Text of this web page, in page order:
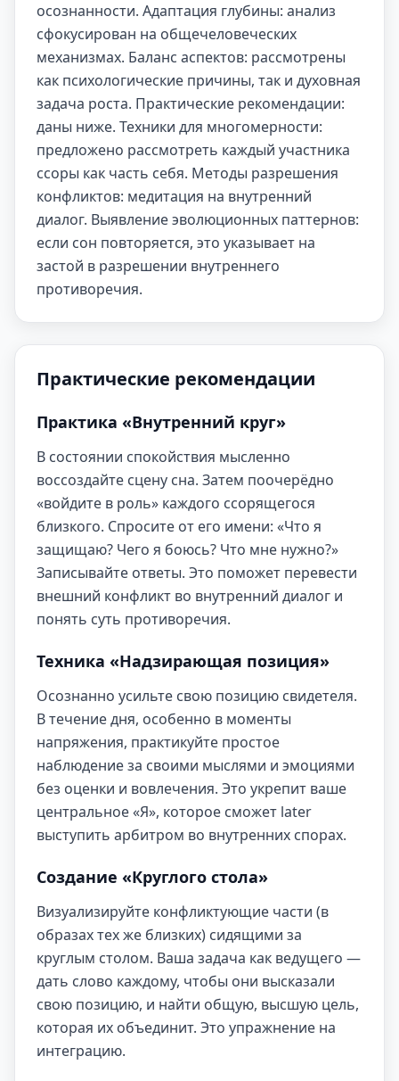
осознанности. Адаптация глубины: анализ
сфокусирован на общечеловеческих
механизмах. Баланс аспектов: рассмотрены
как психологические причины, так и духовная
задача роста. Практические рекомендации:
даны ниже. Техники для многомерности:
предложено рассмотреть каждый участника
ссоры как часть себя. Методы разрешения
конфликтов: медитация на внутренний
диалог. Выявление эволюционных паттернов:
если сон повторяется, это указывает на
застой в разрешении внутреннего
противоречия.
Практические рекомендации
Практика «Внутренний круг»
В состоянии спокойствия мысленно
воссоздайте сцену сна. Затем поочерёдно
«войдите в роль» каждого ссорящегося
близкого. Спросите от его имени: «Что я
защищаю? Чего я боюсь? Что мне нужно?»
Записывайте ответы. Это поможет перевести
внешний конфликт во внутренний диалог и
понять суть противоречия.
Техника «Надзирающая позиция»
Осознанно усильте свою позицию свидетеля.
В течение дня, особенно в моменты
напряжения, практикуйте простое
наблюдение за своими мыслями и эмоциями
без оценки и вовлечения. Это укрепит ваше
центральное «Я», которое сможет later
выступить арбитром во внутренних спорах.
Создание «Круглого стола»
Визуализируйте конфликтующие части (в
образах тех же близких) сидящими за
круглым столом. Ваша задача как ведущего —
дать слово каждому, чтобы они высказали
свою позицию, и найти общую, высшую цель,
которая их объединит. Это упражнение на
интеграцию.